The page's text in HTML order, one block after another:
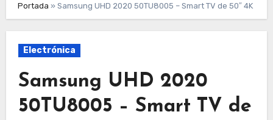
Portada »Samsung UHD 2020 50TU8005 – Smart TV de 50″ 4K
Electrónica
Samsung UHD 2020
50TU8005 – Smart TV de